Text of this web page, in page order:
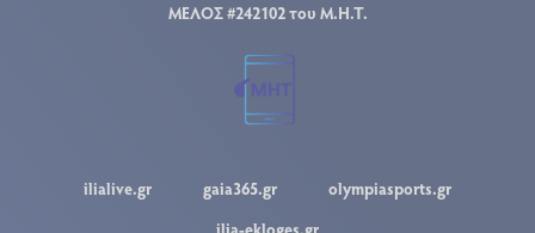
ΜΕΛΟΣ #242102 του Μ.Η.Τ.
ilialive.gr gaia365.gr
olympiasports.gr